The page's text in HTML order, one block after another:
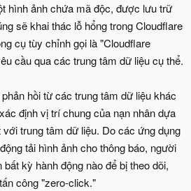
hình ảnh chứa mã độc, được lưu trữ
sẽ khai thác lỗ hổng trong Cloudflare
cụ tùy chỉnh gọi là "Cloudflare
cầu qua các trung tâm dữ liệu cụ thể.
hồi từ các trung tâm dữ liệu khác
định vị trí chung của nạn nhân dựa
trung tâm dữ liệu. Do các ứng dụng
tải hình ảnh cho thông báo, người
kỳ hành động nào để bị theo dõi,
công "zero-click."